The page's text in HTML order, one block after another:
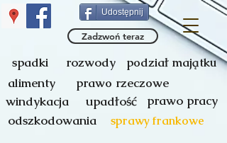
Udostępnij
Zadzwoń teraz
spadki rozwody
podział majątku
alimenty
prawo rzeczowe
windykacja
upadłość
prawo pracy
odszkodowania
sprawy frankowe